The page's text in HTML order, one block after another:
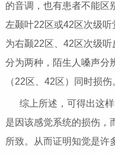
的音调，也有患者不能区
左颞叶22区或42区次级
为右颞22区、42区次级听
分为两种，陌生人嗓声分
（22区、42区）同时损伤
综上所述，可得出这
是因该感觉系统的损伤，
所致。从而证明知觉是许